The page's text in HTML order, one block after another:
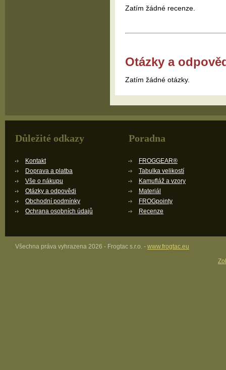
Zatím žádné recenze.
Otázky a
Zatím žádné otázky.
Důležité odkazy
Kontakt
Doprava a platba
Vše o nákupu
Otázky a odpovědi
Obchodní podmínky
Ochrana osobních údajů
Poradna
FROGGEAR®
Tabulka velikostí
Kamufláž a vzory
Materiál
FROGpointy
Recenze
Všechna práva vyhrazena 2026 - Frogtac s.r.o. - www.frogtac.eu